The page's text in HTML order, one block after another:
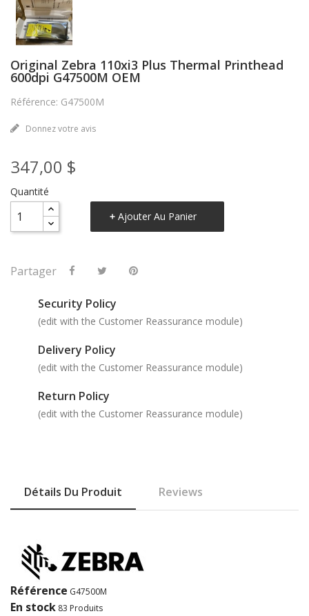
Original Zebra 110xi3 Plus Thermal Printhead
600dpi G47500M OEM
Référence: G47500M
Donnez votre avis
347,00 $
Quantité
Ajouter Au Panier
Partager
Security Policy
(edit with the Customer Reassurance module)
Delivery Policy
(edit with the Customer Reassurance module)
Return Policy
(edit with the Customer Reassurance module)
Détails Du Produit Reviews
Référence G47500M
En stock 83 Produits